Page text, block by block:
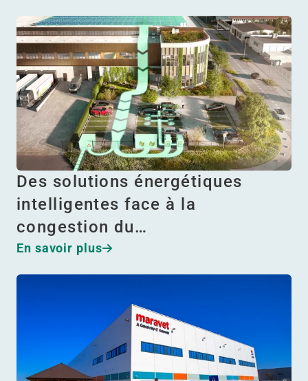
Des solutions énergétiques
intelligentes face à la
congestion du…
En savoir plus